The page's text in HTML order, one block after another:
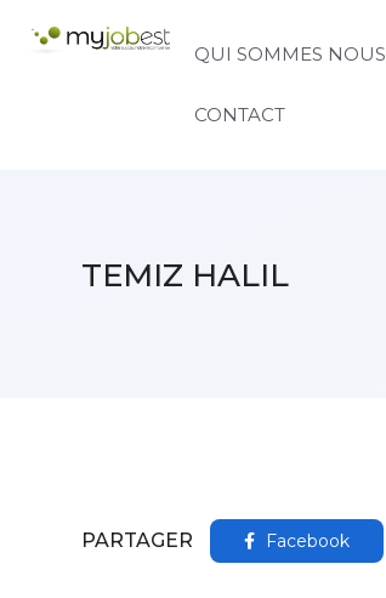
QUI SOMMES NOUS
CONTACT
TEMIZ HALIL
PARTAGER Facebook